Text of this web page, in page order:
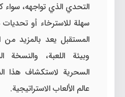
التحدي الذي تواجهه،
سهلة للاسترخاء أو
المستقبل يعد بالمزيد من
وبيئة اللعبة،
السحرية لاستكشاف هذا
عالم الألعاب الاستراتيجية.